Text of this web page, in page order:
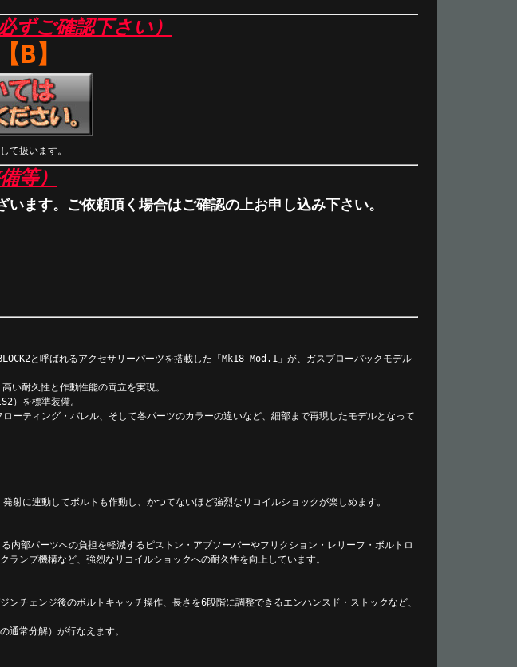
ずご確認下さい）
B】
て扱います。
等）
ます。ご依頼頂く場合はご確認の上お申し込み下さい。
と呼ばれるアクセサリーパーツを搭載した「Mk18 Mod.1」が、ガスブローバックモデル
い耐久性と作動性能の両立を実現。
）を標準装備。
ーティング・バレル、そして各パーツのカラーの違いなど、細部まで再現したモデルとなって
射に連動してボルトも作動し、かつてないほど強烈なリコイルショックが楽しめます。
部パーツへの負担を軽減するピストン・アブソーバーやフリクション・レリーフ・ボルトロ
ンプ機構など、強烈なリコイルショックへの耐久性を向上しています。
チェンジ後のボルトキャッチ操作、長さを6段階に調整できるエンハンスド・ストックなど、
通常分解）が行なえます。